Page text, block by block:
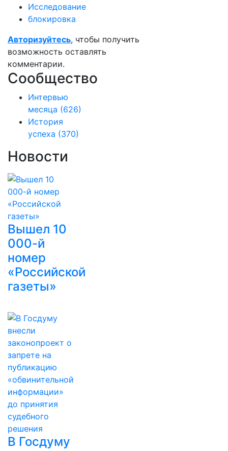
Исследование
блокировка
Авторизуйтесь, чтобы получить
возможность оставлять
комментарии.
Сообщество
Интервью
месяца (626)
История
успеха (370)
Новости
Вышел 10
000-й
номер
«Российской
газеты»
В Госдуму